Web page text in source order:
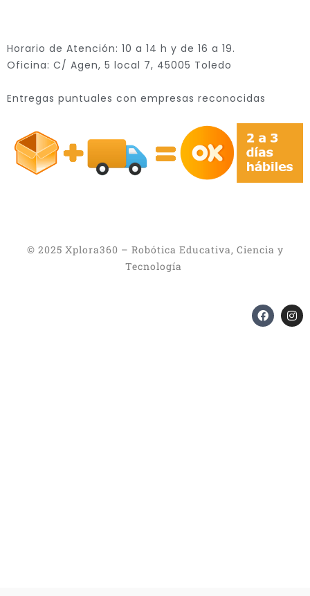
Horario de Atención: 10 a 14 h y de 16 a 19.
Oficina: C/ Agen, 5 local 7, 45005 Toledo
Entregas puntuales con empresas reconocidas
© 2025 Xplora360 – Robótica Educativa, Ciencia y
Tecnología